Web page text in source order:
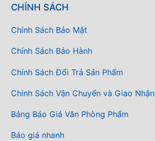
CHÍNH SÁCH
Chính Sách Bảo Mật
Chính Sách Bảo Hành
Chính Sách Đổi Trả Sản Phẩm
Chính Sách Vận Chuyển và Giao Nhận
Bảng Báo Giá Văn Phòng Phẩm
Báo giá nhanh